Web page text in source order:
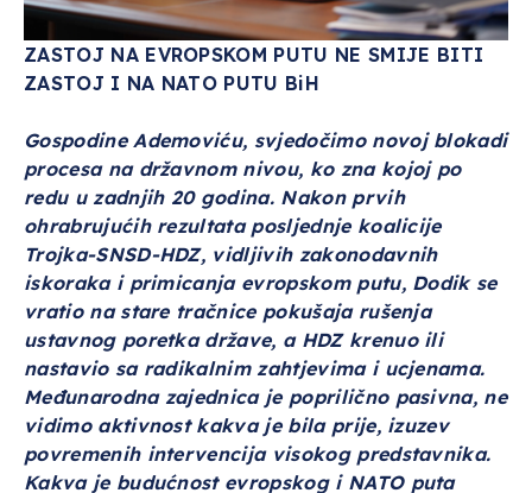
ZASTOJ NA EVROPSKOM PUTU NE SMIJE BITI
ZASTOJ I NA NATO PUTU BiH
Gospodine Ademoviću, svjedočimo novoj blokadi
procesa na državnom nivou, ko zna kojoj po
redu u zadnjih 20 godina. Nakon prvih
ohrabrujućih rezultata posljednje koalicije
Trojka-SNSD-HDZ, vidljivih zakonodavnih
iskoraka i primicanja evropskom putu, Dodik se
vratio na stare tračnice pokušaja rušenja
ustavnog poretka države, a HDZ krenuo ili
nastavio sa radikalnim zahtjevima i ucjenama.
Međunarodna zajednica je poprilično pasivna, ne
vidimo aktivnost kakva je bila prije, izuzev
povremenih intervencija visokog predstavnika.
Kakva je budućnost evropskog i NATO puta